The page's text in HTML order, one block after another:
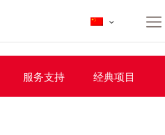
服务支持 经典项目